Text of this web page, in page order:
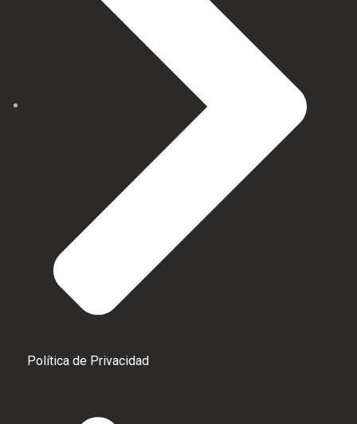
Política de Privacidad